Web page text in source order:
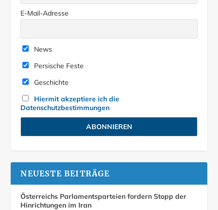
E-Mail-Adresse
News
Persische Feste
Geschichte
Hiermit akzeptiere ich die
Datenschutzbestimmungen
NEUESTE BEITRÄGE
Österreichs Parlamentsparteien fordern Stopp der
Hinrichtungen im Iran